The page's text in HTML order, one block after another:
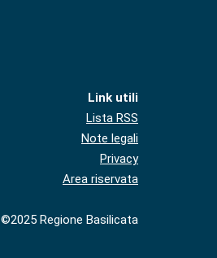
Link utili
Lista RSS
Note legali
Privacy
Area riservata
©2025 Regione Basilicata